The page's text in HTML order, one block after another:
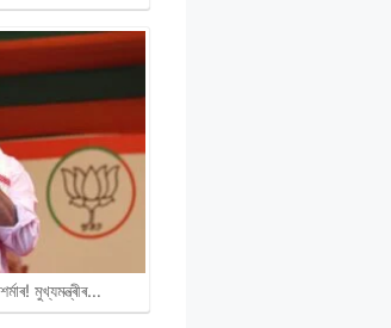
মুখ্যমন্ত্ৰীৰ…